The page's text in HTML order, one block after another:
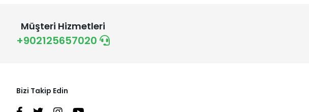
Müşteri Hizmetleri
+902125657020
Bizi Takip Edin